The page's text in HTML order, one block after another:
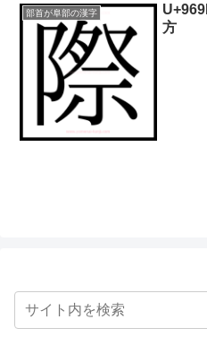
部首が阜部の漢字
方